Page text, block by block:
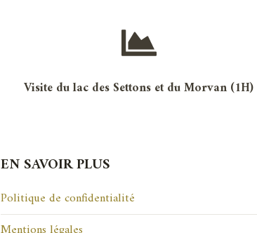
Visite du lac des Settons et du Morvan (1H)
EN SAVOIR PLUS
Politique de confidentialité